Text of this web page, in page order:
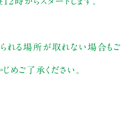
れる場所が取れない場合もご
めご了承ください。